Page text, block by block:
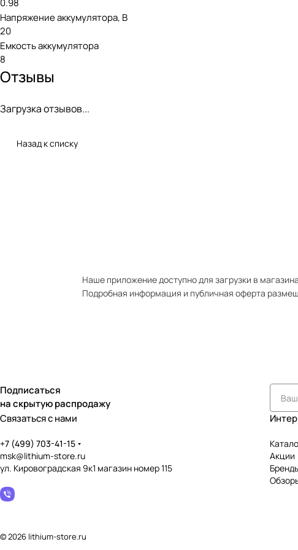
0.98
Напряжение аккумулятора, В
20
Емкость аккумулятора
8
Отзывы
Загрузка отзывов...
Назад к списку
Наше приложение доступно для загрузки в
Подробная информация и публичная оферта
Подписаться
на скрытую распродажу
Связаться с нами
+7 (499) 703-41-15
msk@lithium-store.ru
ул. Кировоградская 9к1 магазин номер 115
Акции
© 2026 lithium-store.ru